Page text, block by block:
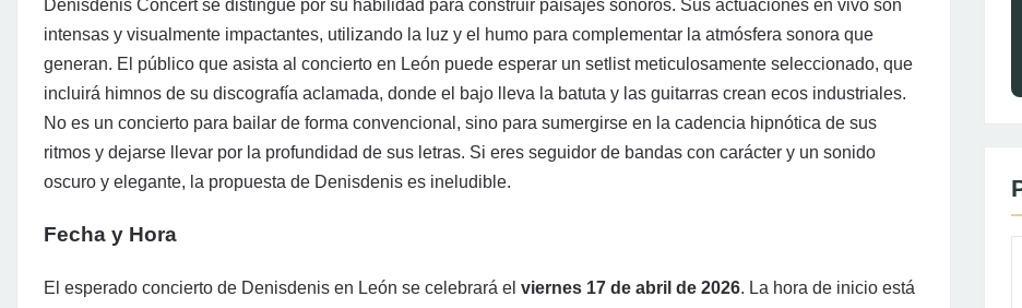
Denisdenis Concert se distingue por su habilidad para construir paisajes sonoros. Sus actuaciones en vivo son
intensas y visualmente impactantes, utilizando la luz y el humo para complementar la atmósfera sonora que
generan. El público que asista al concierto en León puede esperar un setlist meticulosamente seleccionado, que
incluirá himnos de su discografía aclamada, donde el bajo lleva la batuta y las guitarras crean ecos industriales.
No es un concierto para bailar de forma convencional, sino para sumergirse en la cadencia hipnótica de sus
ritmos y dejarse llevar por la profundidad de sus letras. Si eres seguidor de bandas con carácter y un sonido
oscuro y elegante, la propuesta de Denisdenis es ineludible.
Fecha y Hora
El esperado concierto de Denisdenis en León se celebrará el viernes 17 de abril de 2026. La hora de inicio está